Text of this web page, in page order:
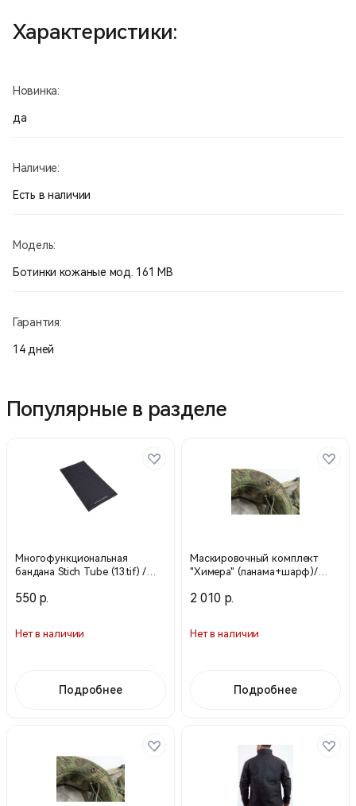
Характеристики:
Новинка:
да
Наличие:
Есть в наличии
Модель:
Ботинки кожаные мод. 161 МВ
Гарантия:
14 дней
Популярные в разделе
Многофункциональная
бандана Stich Tube (13.tif) /
550 р.
Нет в наличии
Подробнее
Маскировочный комплект
"Химера" (панама+шарф)/
60119061 (Stich Profi)
2 010 р.
Нет в наличии
Подробнее